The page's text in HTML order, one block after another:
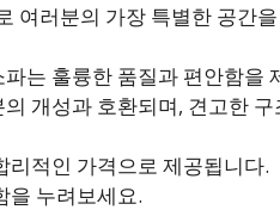
여러분의 가장 특별한 공간
는 훌륭한 품질과 편안함을
개성과 호환되며, 견고한
적인 가격으로 제공됩니다.
을 누려보세요.